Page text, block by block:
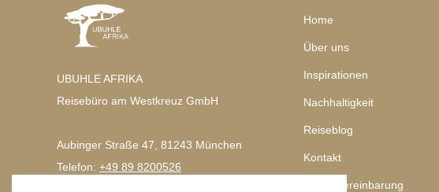
UBUHLE AFRIKA
Reisebüro am Westkreuz GmbH
Aubinger Straße 47, 81243 München
Telefon: +49 89 8200526
Home
Über uns
Inspirationen
Nachhaltigkeit
Reiseblog
Kontakt
Terminvereinbarung